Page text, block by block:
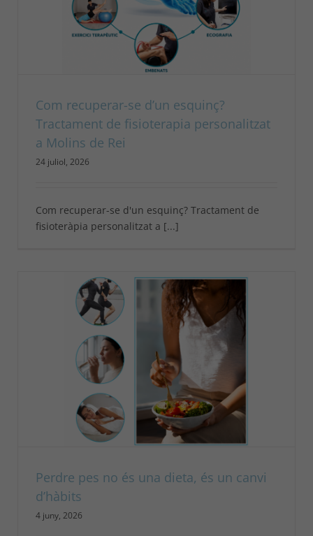
Com recuperar-se d’un esquinç?
Tractament de fisioterapia personalitzat
a Molins de Rei
24 juliol, 2026
Com recuperar-se d'un esquinç? Tractament de
fisioteràpia personalitzat a [...]
Perdre pes no és una dieta, és un canvi
d’hàbits
4 juny, 2026